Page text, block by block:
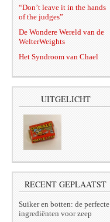
“Don’t leave it in the hands
of the judges”
De Wondere Wereld van de
WelterWeights
Het Syndroom van Chael
UITGELICHT
RECENT GEPLAATST
Suiker en botten: de perfecte
ingrediënten voor zeep